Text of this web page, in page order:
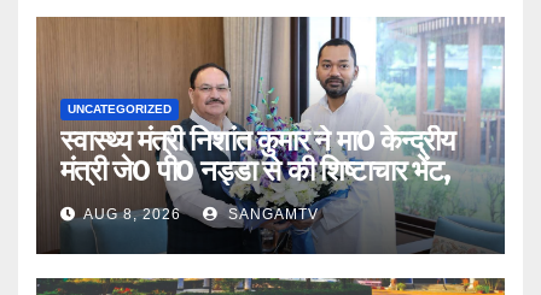
UNCATEGORIZED
स्वास्थ्य मंत्री निशांत कुमार ने मा0 केन्द्रीय
मंत्री जे0 पी0 नड्डा से की शिष्टाचार भेंट,
AUG 8, 2026 SANGAMTV